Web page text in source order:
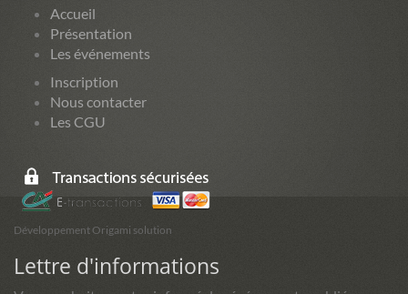
Accueil
Présentation
Les événements
Inscription
Nous contacter
Les CGU
Développement Origami solution
Lettre d'informations